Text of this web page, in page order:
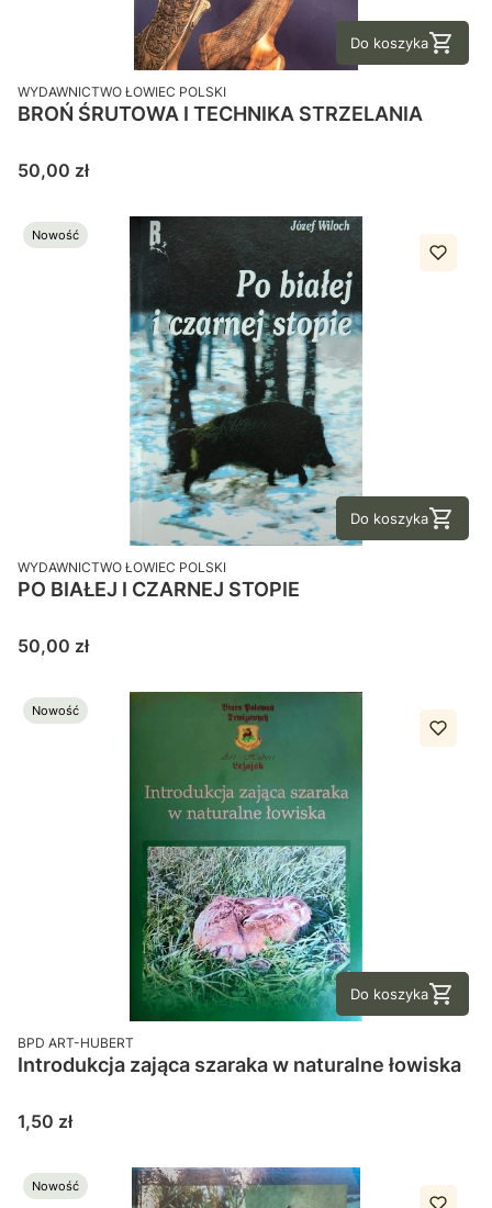
Do koszyka
PRODUCENT
WYDAWNICTWO ŁOWIEC POLSKI
BROŃ ŚRUTOWA I TECHNIKA STRZELANIA
Cena
50,00 zł
Nowość
Do koszyka
PRODUCENT
WYDAWNICTWO ŁOWIEC POLSKI
PO BIAŁEJ I CZARNEJ STOPIE
Cena
50,00 zł
Nowość
Do koszyka
PRODUCENT
BPD ART-HUBERT
Introdukcja zająca szaraka w naturalne łowiska
Cena
1,50 zł
Nowość